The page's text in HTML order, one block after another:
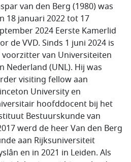
van den Berg (1980) was
18 januari 2022 tot 17
2024 Eerste Kamerlid
de VVD. Sinds 1 juni 2024 is
voorzitter van Universiteiten
Nederland (UNL). Hij was
visiting fellow aan
University en
hoofddocent bij het
Bestuurskunde van
werd de heer Van den Berg
aan Rijksuniversiteit
en in 2021 in Leiden. Als